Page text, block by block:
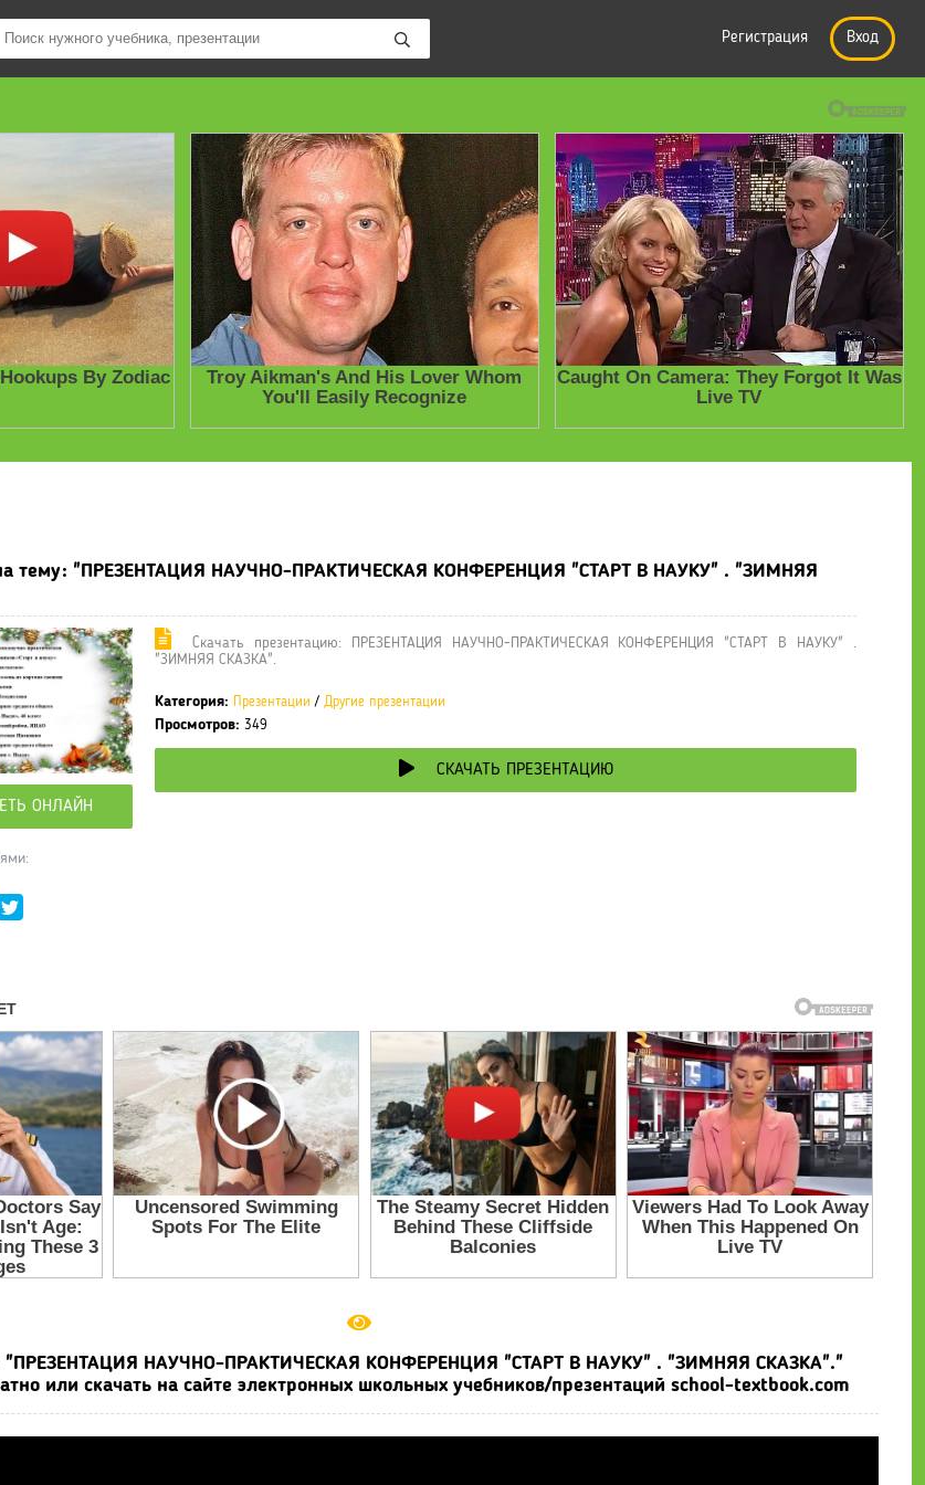
Регистрация Вход
/ Презентации по предметам
тему: "ПРЕЗЕНТАЦИЯ НАУЧНО-ПРАКТИЧЕСКАЯ КОНФЕРЕНЦИЯ "СТАРТ В НАУКУ" . "ЗИМНЯЯ
ОНЛАЙН
Cкачать презентацию: ПРЕЗЕНТАЦИЯ НАУЧНО-ПРАКТИЧЕСКАЯ КОНФЕРЕНЦИЯ "СТАРТ В НАУКУ" .
"ЗИМНЯЯ СКАЗКА".
Категория: Презентации / Другие презентации
Просмотров: 349
СКАЧАТЬ ПРЕЗЕНТАЦИЮ
"ПРЕЗЕНТАЦИЯ НАУЧНО-ПРАКТИЧЕСКАЯ КОНФЕРЕНЦИЯ "СТАРТ В НАУКУ" . "ЗИМНЯЯ СКАЗКА"."
или скачать на сайте электронных школьных учебников/презентаций school-textbook.com